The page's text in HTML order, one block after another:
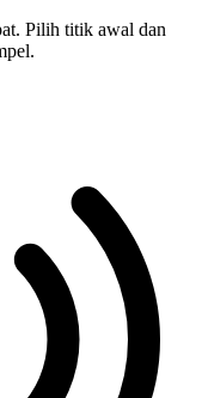
Pilih titik awal dan